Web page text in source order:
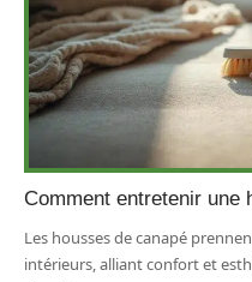
Comment entretenir une
Les housses de canapé
intérieurs, alliant confort et